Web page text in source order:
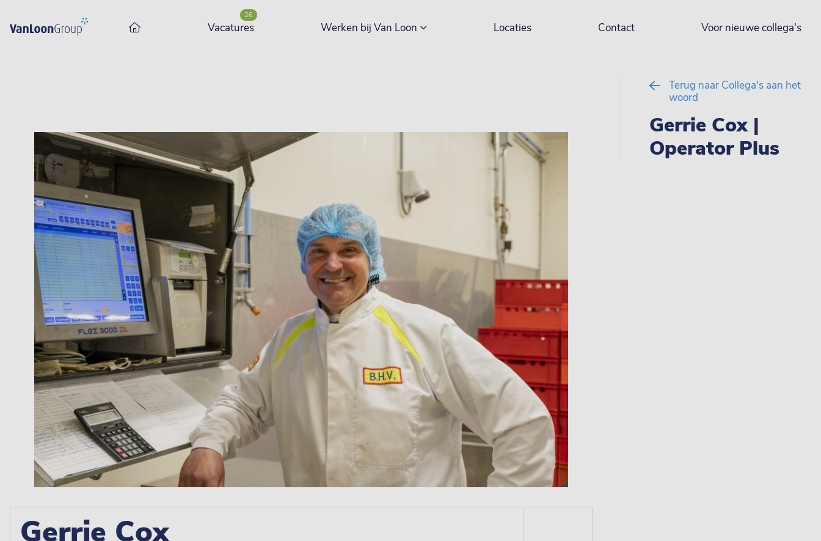
Vacatures
26
Werken bij Van Loon Locaties Contact Voor nieuwe collega's
Gerrie Cox
Terug naar Collega's aan het
woord
Gerrie Cox |
Operator Plus